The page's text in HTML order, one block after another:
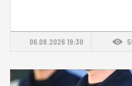
06.08.2026 19:30